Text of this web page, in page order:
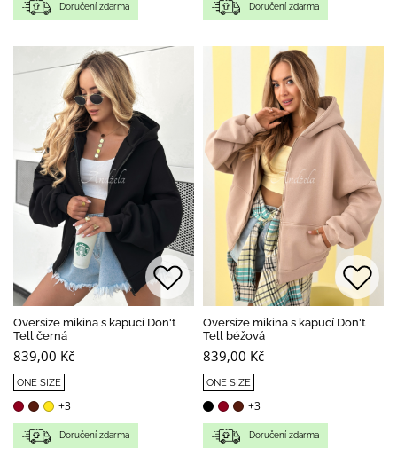
Doručení zdarma Doručení zdarma
Oversize mikina s kapucí Don't
Tell černá
839,00 Kč
ONE SIZE
+3
Doručení zdarma
Oversize mikina s kapucí Don't
Tell béžová
839,00 Kč
ONE SIZE
+3
Doručení zdarma